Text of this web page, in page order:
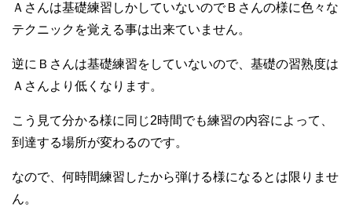
Ａさんは基礎練習しかしていないのでＢさんの様に色々な
テクニックを覚える事は出来ていません。
逆にＢさんは基礎練習をしていないので、基礎の習熟度は
Ａさんより低くなります。
こう見て分かる様に同じ2時間でも練習の内容によって、
到達する場所が変わるのです。
なので、何時間練習したから弾ける様になるとは限りませ
ん。